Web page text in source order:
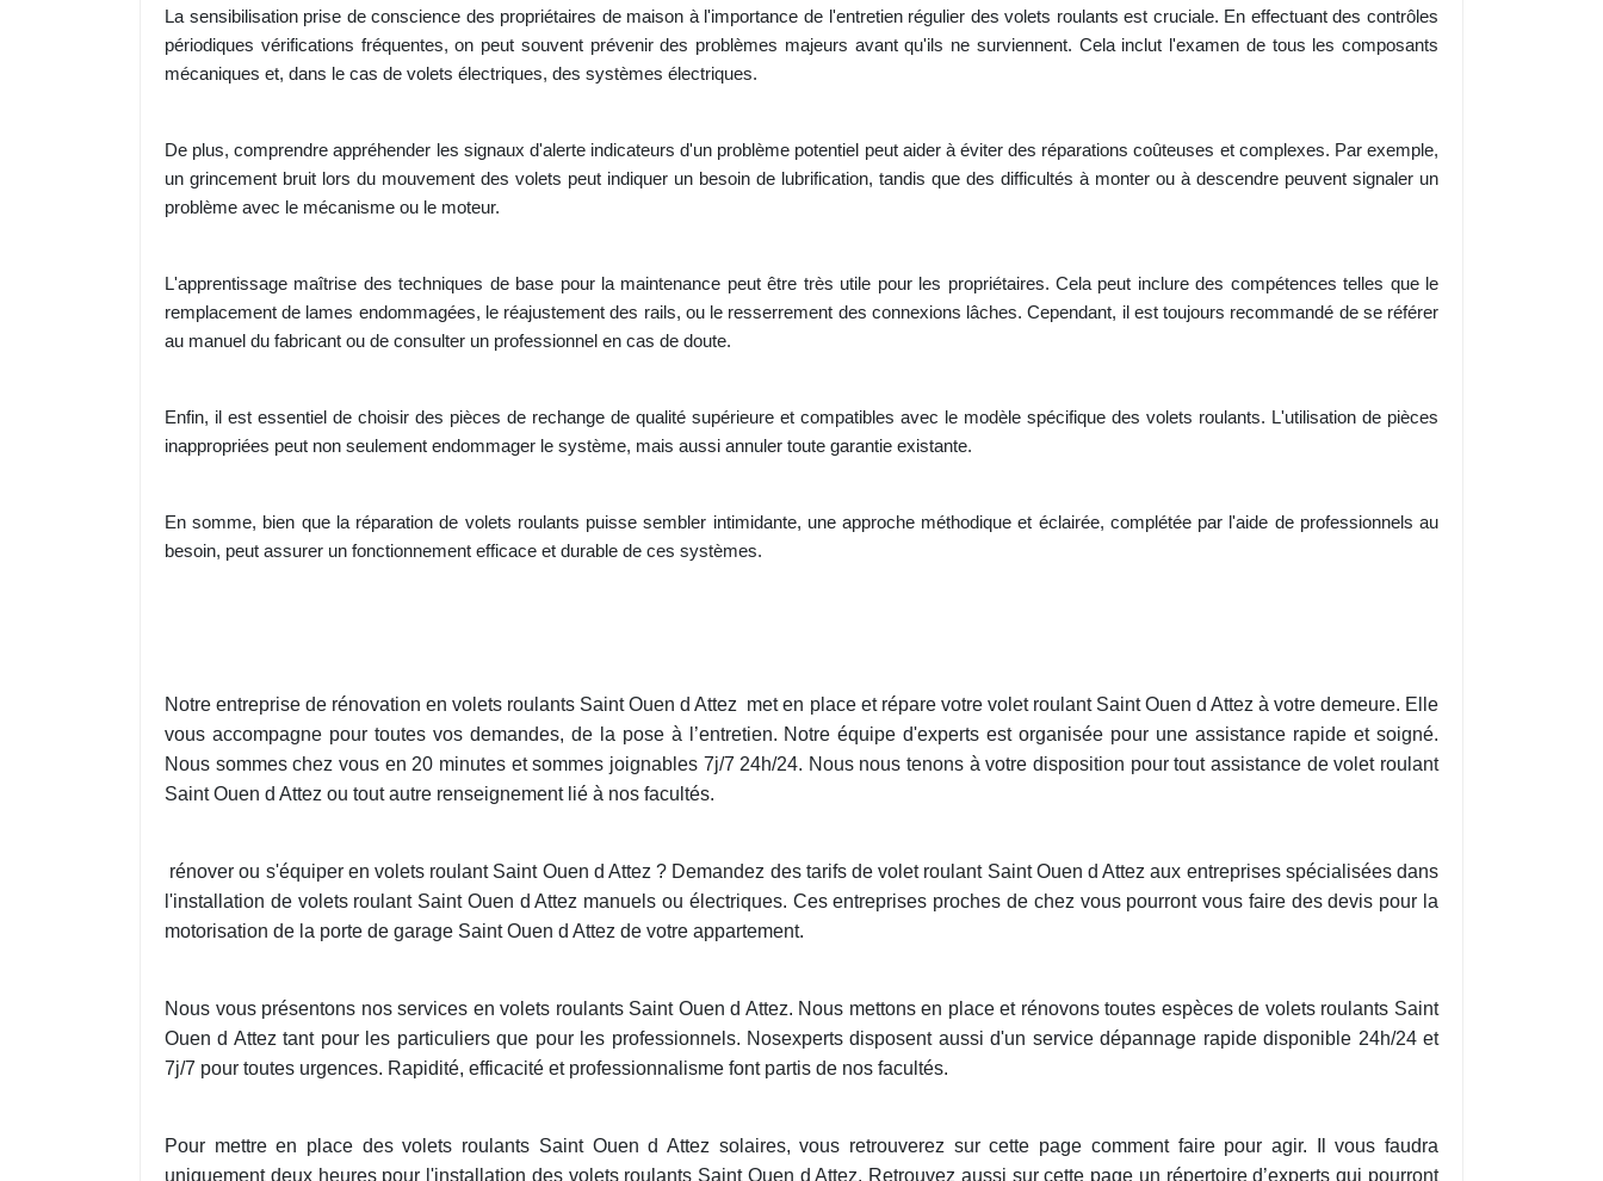
La sensibilisation prise de conscience des propriétaires de maison à l'importance de l'entretien régulier des volets roulants est cruciale. En effectuant des contrôles
périodiques vérifications fréquentes, on peut souvent prévenir des problèmes majeurs avant qu'ils ne surviennent. Cela inclut l'examen de tous les composants
mécaniques et, dans le cas de volets électriques, des systèmes électriques.
De plus, comprendre appréhender les signaux d'alerte indicateurs d'un problème potentiel peut aider à éviter des réparations coûteuses et complexes. Par exemple,
un grincement bruit lors du mouvement des volets peut indiquer un besoin de lubrification, tandis que des difficultés à monter ou à descendre peuvent signaler un
problème avec le mécanisme ou le moteur.
L'apprentissage maîtrise des techniques de base pour la maintenance peut être très utile pour les propriétaires. Cela peut inclure des compétences telles que le
remplacement de lames endommagées, le réajustement des rails, ou le resserrement des connexions lâches. Cependant, il est toujours recommandé de se référer
au manuel du fabricant ou de consulter un professionnel en cas de doute.
Enfin, il est essentiel de choisir des pièces de rechange de qualité supérieure et compatibles avec le modèle spécifique des volets roulants. L'utilisation de pièces
inappropriées peut non seulement endommager le système, mais aussi annuler toute garantie existante.
En somme, bien que la réparation de volets roulants puisse sembler intimidante, une approche méthodique et éclairée, complétée par l'aide de professionnels au
besoin, peut assurer un fonctionnement efficace et durable de ces systèmes.
Notre entreprise de rénovation en volets roulants Saint Ouen d Attez met en place et répare votre volet roulant Saint Ouen d Attez à votre demeure. Elle
vous accompagne pour toutes vos demandes, de la pose à l’entretien. Notre équipe d'experts est organisée pour une assistance rapide et soigné.
Nous sommes chez vous en 20 minutes et sommes joignables 7j/7 24h/24. Nous nous tenons à votre disposition pour tout assistance de volet roulant
Saint Ouen d Attez ou tout autre renseignement lié à nos facultés.
rénover ou s'équiper en volets roulant Saint Ouen d Attez ? Demandez des tarifs de volet roulant Saint Ouen d Attez aux entreprises spécialisées dans
l'installation de volets roulant Saint Ouen d Attez manuels ou électriques. Ces entreprises proches de chez vous pourront vous faire des devis pour la
motorisation de la porte de garage Saint Ouen d Attez de votre appartement.
Nous vous présentons nos services en volets roulants Saint Ouen d Attez. Nous mettons en place et rénovons toutes espèces de volets roulants Saint
Ouen d Attez tant pour les particuliers que pour les professionnels. Nosexperts disposent aussi d'un service dépannage rapide disponible 24h/24 et
7j/7 pour toutes urgences. Rapidité, efficacité et professionnalisme font partis de nos facultés.
Pour mettre en place des volets roulants Saint Ouen d Attez solaires, vous retrouverez sur cette page comment faire pour agir. Il vous faudra
uniquement deux heures pour l'installation des volets roulants Saint Ouen d Attez. Retrouvez aussi sur cette page un répertoire d’experts qui pourront